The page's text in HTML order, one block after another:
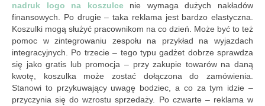
nadruk logo na koszulcenie wymaga dużych nakładów
finansowych. Po drugie – taka reklama jest bardzo elastyczna.
Koszulki mogą służyć pracownikom na co dzień. Może być to też
pomoc w zintegrowaniu zespołu na przykład na wyjazdach
integracyjnych. Po trzecie – tego typu gadżet dobrze sprawdza
się jako gratis lub promocja – przy zakupie towarów na daną
kwotę, koszulka może zostać dołączona do zamówienia.
Stanowi to przykuwający uwagę bodziec, a co za tym idzie –
przyczynia się do wzrostu sprzedaży. Po czwarte – reklama w